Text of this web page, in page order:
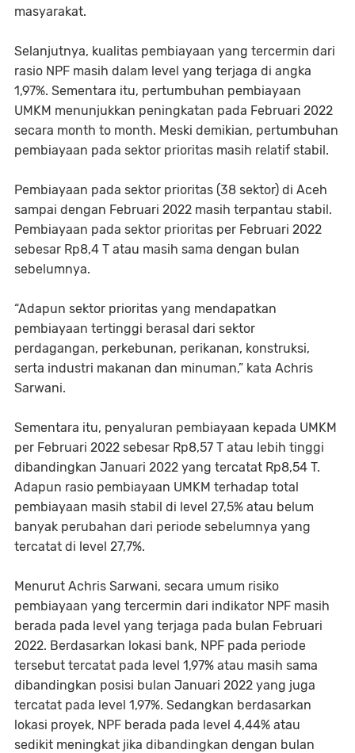
masyarakat.
Selanjutnya, kualitas pembiayaan yang tercermin dari
rasio NPF masih dalam level yang terjaga di angka
1,97%. Sementara itu, pertumbuhan pembiayaan
UMKM menunjukkan peningkatan pada Februari 2022
secara month to month. Meski demikian, pertumbuhan
pembiayaan pada sektor prioritas masih relatif stabil.
Pembiayaan pada sektor prioritas (38 sektor) di Aceh
sampai dengan Februari 2022 masih terpantau stabil.
Pembiayaan pada sektor prioritas per Februari 2022
sebesar Rp8,4 T atau masih sama dengan bulan
sebelumnya.
“Adapun sektor prioritas yang mendapatkan
pembiayaan tertinggi berasal dari sektor
perdagangan, perkebunan, perikanan, konstruksi,
serta industri makanan dan minuman,” kata Achris
Sarwani.
Sementara itu, penyaluran pembiayaan kepada UMKM
per Februari 2022 sebesar Rp8,57 T atau lebih tinggi
dibandingkan Januari 2022 yang tercatat Rp8,54 T.
Adapun rasio pembiayaan UMKM terhadap total
pembiayaan masih stabil di level 27,5% atau belum
banyak perubahan dari periode sebelumnya yang
tercatat di level 27,7%.
Menurut Achris Sarwani, secara umum risiko
pembiayaan yang tercermin dari indikator NPF masih
berada pada level yang terjaga pada bulan Februari
2022. Berdasarkan lokasi bank, NPF pada periode
tersebut tercatat pada level 1,97% atau masih sama
dibandingkan posisi bulan Januari 2022 yang juga
tercatat pada level 1,97%. Sedangkan berdasarkan
lokasi proyek, NPF berada pada level 4,44% atau
sedikit meningkat jika dibandingkan dengan bulan